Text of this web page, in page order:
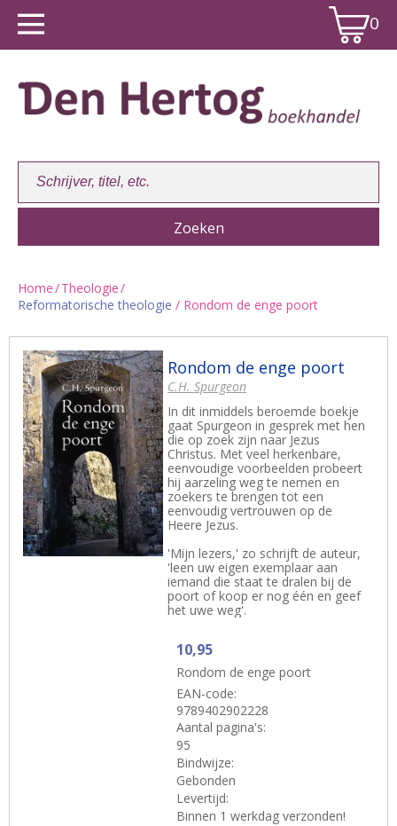
0
Winkelwagen:
Home/Theologie/
Reformatorische theologie / Rondom de enge poort
Rondom de enge poort
C.H. Spurgeon
In dit inmiddels beroemde boekje
gaat Spurgeon in gesprek met hen
die op zoek zijn naar Jezus
Christus. Met veel herkenbare,
eenvoudige voorbeelden probeert
hij aarzeling weg te nemen en
zoekers te brengen tot een
eenvoudig vertrouwen op de
Heere Jezus.
'Mijn lezers,' zo schrijft de auteur,
'leen uw eigen exemplaar aan
iemand die staat te dralen bij de
poort of koop er nog één en geef
het uwe weg'.
10,95
Rondom de enge poort
EAN-code:
9789402902228
Aantal pagina's:
95
Bindwijze:
Gebonden
Levertijd:
Binnen 1 werkdag verzonden!